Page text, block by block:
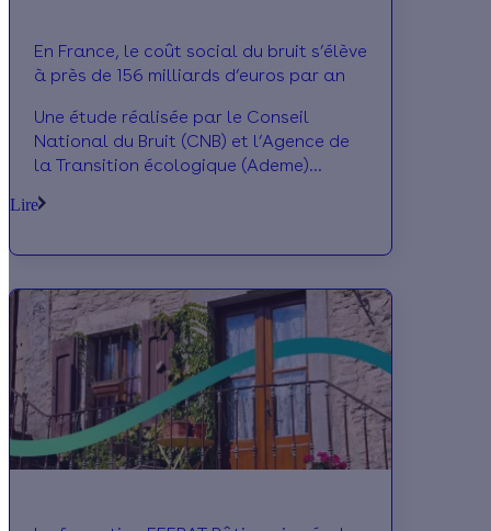
En France, le coût social du bruit s’élève
à près de 156 milliards d’euros par an
Une étude réalisée par le Conseil
National du Bruit (CNB) et l’Agence de
la Transition écologique (Ademe)
milliards d’euros par an. Alors que les
25 millions de Français, l’étude formule
des mesures d’évitement. Il est
notamment préconisé d’associer
isolation acoustique et isolation
thermique lors des travaux de
rénovation énergétique.
Lire